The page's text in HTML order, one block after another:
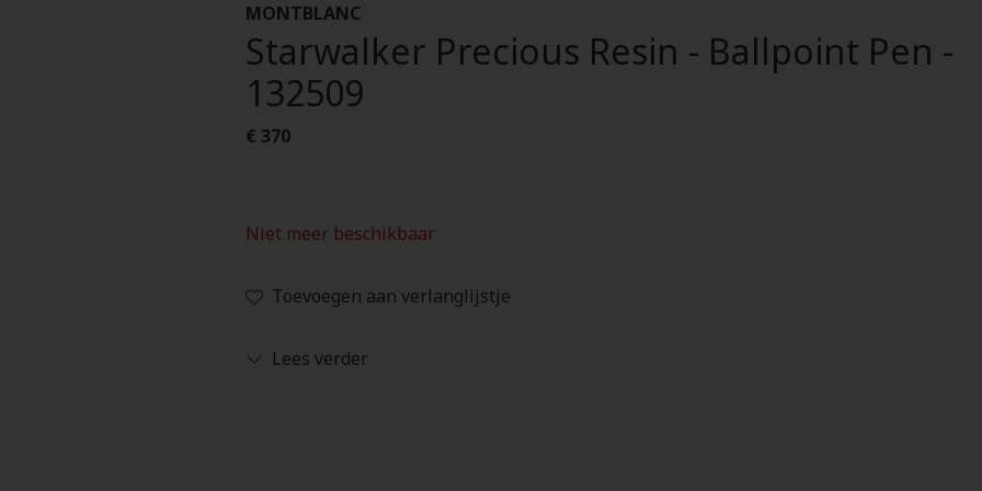
MONTBLANC
Starwalker Precious Resin - Ballpoint Pen -
132509
€ 370
Niet meer beschikbaar
Toevoegen aan verlanglijstje
Lees verder